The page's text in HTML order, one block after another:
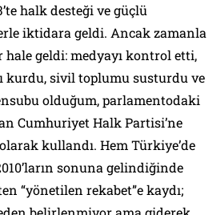
halk desteği ve güçlü
iktidara geldi. Ancak zamanla
geldi: medyayı kontrol etti,
kurdu, sivil toplumu susturdu ve
olduğum, parlamentodaki
Cumhuriyet Halk Partisi’ne
kullandı. Hem Türkiye’de
sonuna gelindiğinde
“yönetilen rekabet”e kaydı;